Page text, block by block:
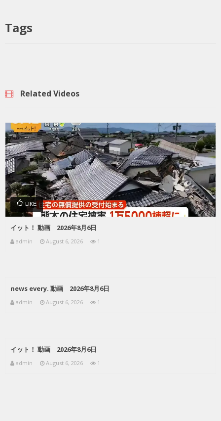
Tags
Related Videos
LIKE
イット！ 動画 2026年8月6日
admin August 6, 2026 1
news every. 動画 2026年8月6日
admin August 6, 2026 1
イット！ 動画 2026年8月6日
admin August 6, 2026 1